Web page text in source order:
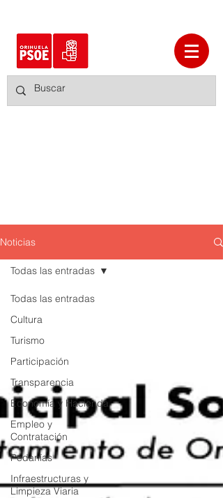
Noticias
Todas las entradas
Cultura
Turismo
Participación
Transparencia
Economía y Hacienda
Empleo y
Contratación
Pedanías
Infraestructuras y
Limpieza Viaria
Todas las entradas